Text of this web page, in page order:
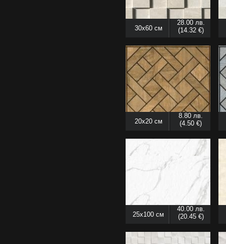
30x60 см
28.00 лв.
(14.32 €)
20x20 см
8.80 лв.
(4.50 €)
25x100 см
40.00 лв.
(20.45 €)